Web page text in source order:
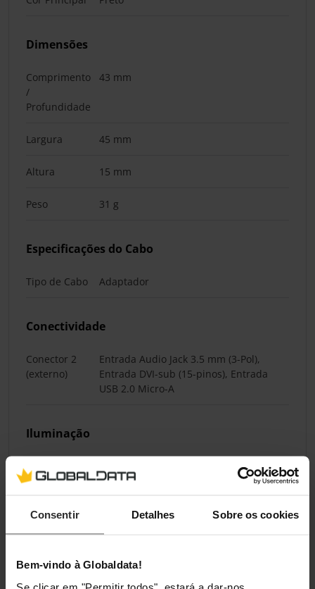
Consentir Detalhes Sobre os cookies
Bem-vindo à Globaldata!
Se clicar em "Permitir todos", estará a dar-nos
Dimensões
Comprimento
/
Profundidade
43 mm
Largura 45 mm
Altura 15 mm
Peso 31 g
Especificações do Cabo
Tipo de Cabo Adaptador
Conectividade
Conector 2
(externo)
Entrada Audio Jack 3.5 mm (3-Pol),
Entrada DVI-sub (15-pinos), Entrada
USB 2.0 Micro-A
Iluminação
RGB
Classificações